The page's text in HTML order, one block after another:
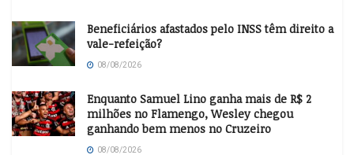
Beneficiários afastados pelo INSS têm direito a
vale-refeição?
08/08/2026
Enquanto Samuel Lino ganha mais de R$ 2
milhões no Flamengo, Wesley chegou
ganhando bem menos no Cruzeiro
08/08/2026